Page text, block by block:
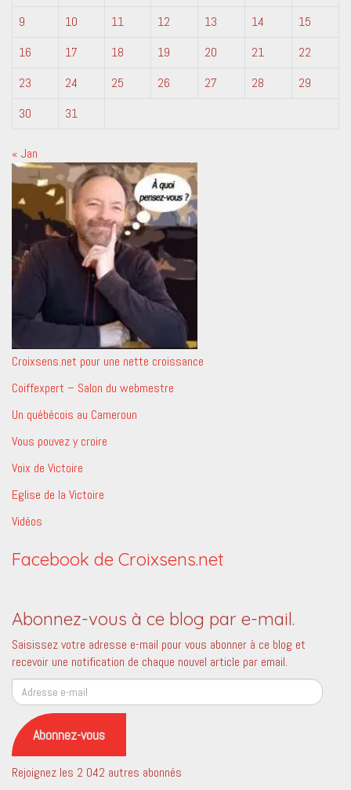
9
10 11 12 13 14
15
16
17 18 19 20 21
22
23
24 25 26 27 28
29
30
31
« Jan
Croixsens.net pour une nette croissance
Coiffexpert – Salon du webmestre
Un québécois au Cameroun
Vous pouvez y croire
Voix de Victoire
Eglise de la Victoire
Vidéos
Facebook de Croixsens.net
Abonnez-vous à ce blog par e-mail.
Saisissez votre adresse e-mail pour vous abonner à ce blog et
recevoir une notification de chaque nouvel article par email.
Adresse
e-
mail
Abonnez-vous
Rejoignez les 2 042 autres abonnés